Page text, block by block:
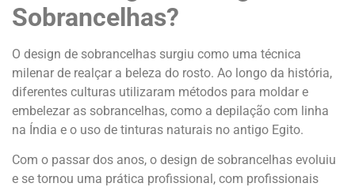
Sobrancelhas?
O design de sobrancelhas surgiu como uma técnica
milenar de realçar a beleza do rosto. Ao longo da história,
diferentes culturas utilizaram métodos para moldar e
embelezar as sobrancelhas, como a depilação com linha
na Índia e o uso de tinturas naturais no antigo Egito.
Com o passar dos anos, o design de sobrancelhas evoluiu
e se tornou uma prática profissional, com profissionais